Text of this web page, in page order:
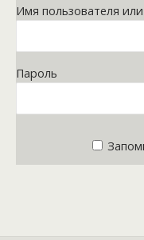
Имя пользователя
Пароль